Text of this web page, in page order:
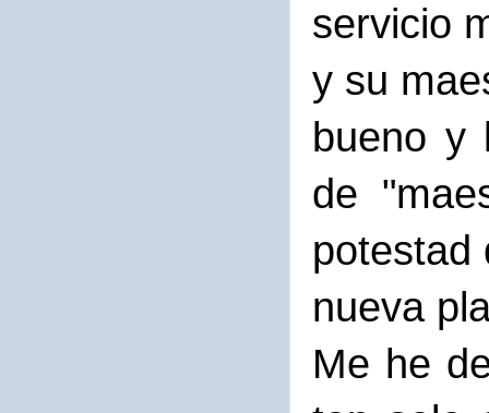
servicio
y su
bueno y
de
potestad
nueva
Me he